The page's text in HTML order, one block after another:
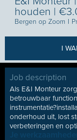
houden |
Bergen op Zoom I
I
Job description
Als E&I Monteur
betrouwbaar
onderhoud uit, lost
verbeteringen en